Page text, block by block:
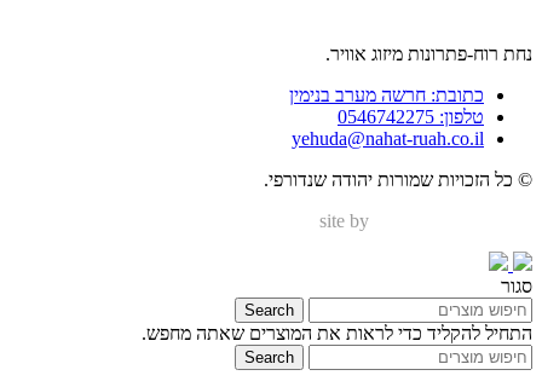
נחת רוח-פתרונות מיזוג אוויר.
כתובת: חרשה מערב בנימין
טלפון: 0546742275
yehuda@nahat-ruah.co.il
© כל הזכויות שמורות יהודה שנדורפי.
site by
סגור
Search
התחיל להקליד כדי לראות את המוצרים שאתה מחפש.
Search